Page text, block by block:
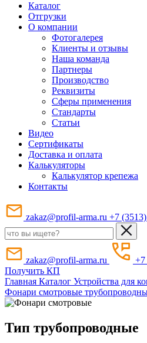
Каталог
Отгрузки
О компании
Фотогалерея
Клиенты и отзывы
Наша команда
Партнеры
Производство
Реквизиты
Сферы применения
Стандарты
Статьи
Видео
Сертификаты
Доставка и оплата
Калькуляторы
Калькулятор крепежа
Контакты
zakaz@profil-arma.ru +7
zakaz@profil-arma.ru
+7
Получить КП
Главная Каталог Устройства для
Фонари смотровые
Тип трубопроводные